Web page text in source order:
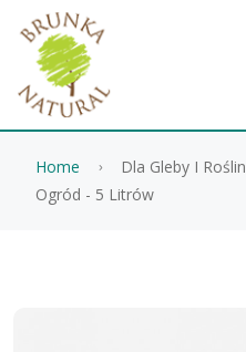
Home Dla Gleby I Roślin
Ogród - 5 Litrów